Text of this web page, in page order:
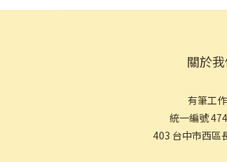
關於
有筆工
統一編號
403 台中市西區